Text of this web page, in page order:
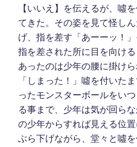
【いいえ】を伝えるが、噓
てきた。その姿を見て怪し
げ、指を差す「あーーッ！
指を差された所に目を向け
あったのは少年の腰に掛け
「しまった！」噓を付いた
ったモンスターボールをい
る事まで、少年は気が回ら
の少年からすれば見える位
ぶら下げながら、堂々と噓